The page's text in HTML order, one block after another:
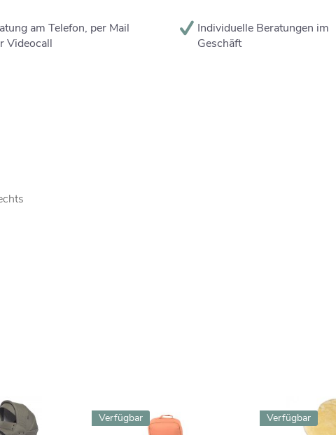
am Telefon, per Mail
Videocall
Individuelle Beratungen im
Geschäft
Verfügbar Verfügbar